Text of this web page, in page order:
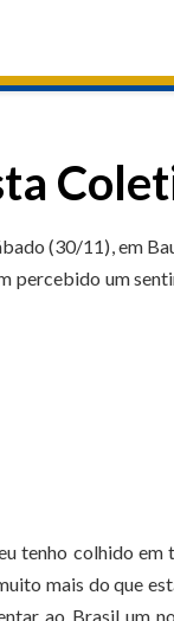
(30/11), em
percebido um
tenho colhido
mais do que
ao Brasil um